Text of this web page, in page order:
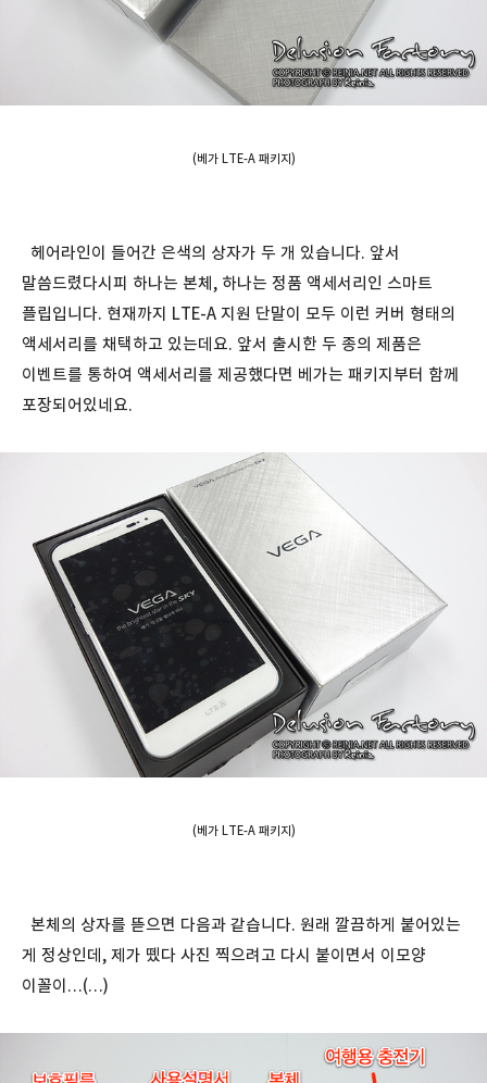
(베가 LTE-A 패키지)
헤어라인이 들어간 은색의 상자가 두 개 있습니다. 앞서
말씀드렸다시피 하나는 본체, 하나는 정품 액세서리인 스마트
플립입니다. 현재까지 LTE-A 지원 단말이 모두 이런 커버 형태의
액세서리를 채택하고 있는데요. 앞서 출시한 두 종의 제품은
이벤트를 통하여 액세서리를 제공했다면 베가는 패키지부터 함께
포장되어있네요.
(베가 LTE-A 패키지)
본체의 상자를 뜯으면 다음과 같습니다. 원래 깔끔하게 붙어있는
게 정상인데, 제가 뗐다 사진 찍으려고 다시 붙이면서 이모양
이꼴이…(…)